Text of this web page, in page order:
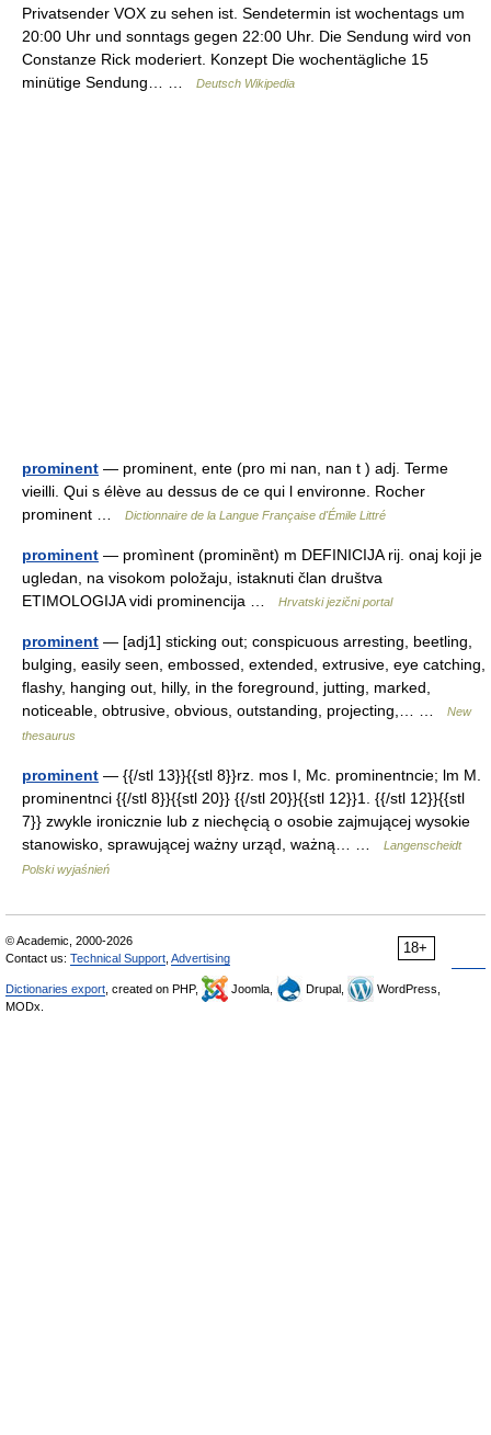
Privatsender VOX zu sehen ist. Sendetermin ist wochentags um
20:00 Uhr und sonntags gegen 22:00 Uhr. Die Sendung wird von
Constanze Rick moderiert. Konzept Die wochentägliche 15
minütige Sendung… …
Deutsch Wikipedia
prominent — prominent, ente (pro mi nan, nan t ) adj. Terme
vieilli. Qui s élève au dessus de ce qui l environne. Rocher
prominent …
Dictionnaire de la Langue Française d'Émile Littré
prominent — promìnent (prominȅnt) m DEFINICIJA rij. onaj koji je
ugledan, na visokom položaju, istaknuti član društva
ETIMOLOGIJA vidi prominencija …
Hrvatski jezični portal
prominent — [adj1] sticking out; conspicuous arresting, beetling,
bulging, easily seen, embossed, extended, extrusive, eye catching,
flashy, hanging out, hilly, in the foreground, jutting, marked,
noticeable, obtrusive, obvious, outstanding, projecting,… …
New
thesaurus
prominent — {{/stl 13}}{{stl 8}}rz. mos I, Mc. prominentncie; lm M.
prominentnci {{/stl 8}}{{stl 20}} {{/stl 20}}{{stl 12}}1. {{/stl 12}}{{stl
7}} zwykle ironicznie lub z niechęcią o osobie zajmującej wysokie
stanowisko, sprawującej ważny urząd, ważną… …
Langenscheidt
Polski wyjaśnień
18+
© Academic, 2000-2026
Contact us: Technical Support Advertising
Dictionaries export , created on PHP, Joomla, Drupal,
WordPress,
MODx.